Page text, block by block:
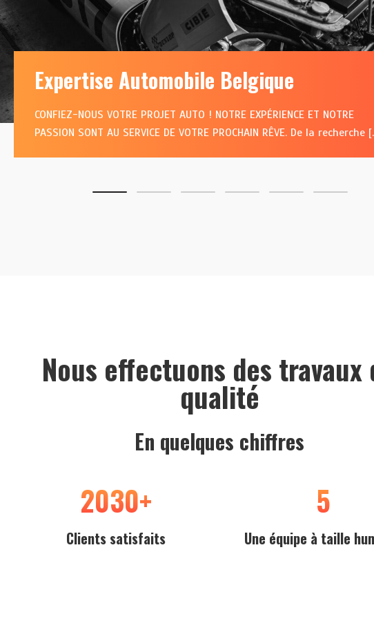
Expertise Automobile Belgique
CONFIEZ-NOUS VOTRE PROJET AUTO ! NOTRE EXPÉRIENCE ET NOTRE
PASSION SONT AU SERVICE DE VOTRE PROCHAIN RÊVE. De la recherche
Nous effectuons des travaux
qualité
En quelques chiffres
2030+
Clients satisfaits
5
Une équipe à taille